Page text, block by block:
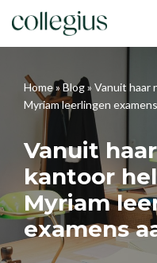
de
inhoud
Home»Blog» Vanuit haar
Myriam leerlingen
Vanuit
kantoor
Myriam
examens